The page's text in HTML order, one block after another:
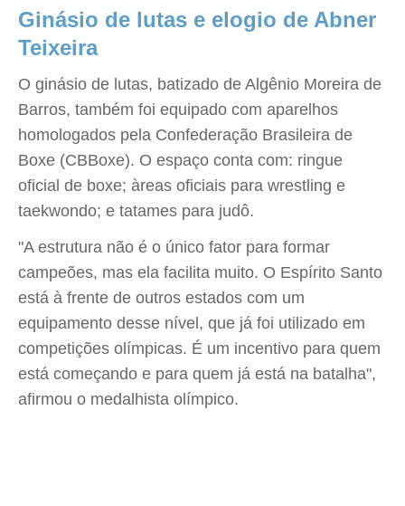
Ginásio de lutas e elogio de Abner
Teixeira
O ginásio de lutas, batizado de Algênio Moreira de
Barros, também foi equipado com aparelhos
homologados pela Confederação Brasileira de
Boxe (CBBoxe). O espaço conta com: ringue
oficial de boxe; àreas oficiais para wrestling e
taekwondo; e tatames para judô.
"A estrutura não é o único fator para formar
campeões, mas ela facilita muito. O Espírito Santo
está à frente de outros estados com um
equipamento desse nível, que já foi utilizado em
competições olímpicas. É um incentivo para quem
está começando e para quem já está na batalha",
afirmou o medalhista olímpico.